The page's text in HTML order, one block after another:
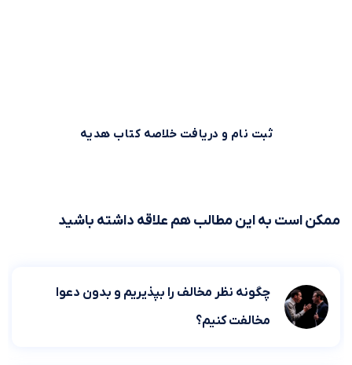
ثبت نام و دریافت خلاصه کتاب هدیه
ممکن است به این مطالب هم علاقه داشته باشید
چگونه نظر مخالف را بپذیریم و بدون دعوا
مخالفت کنیم؟